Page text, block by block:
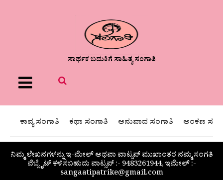
ಸಾರ್ಥಕ ಬದುಕಿಗೆ ಸಾಹಿತ್ಯ ಸಂಗಾತಿ
Menu
ಕಾವ್ಯ ಸಂಗಾತಿ ಕಥಾ ಸಂಗಾತಿ ಅನುವಾದ ಸಂಗಾತಿ ಅಂಕಣ
ನಿಮ್ಮ ಲೇಖನಗಳನ್ನು ಇ-ಮೇಲ್ ಅಥವಾ ವಾಟ್ಸಪ್ ಮುಖಾಂತರ ನಮ್ಮ ಸಂಗತಿ
ವೆಬ್ಸೈಟ್ ಕಳಿಸಬಹುದು ವಾಟ್ಸಪ್‌ :- 9483261944, ಇಮೇಲ್ :-
sangaatipatrike@gmail.com